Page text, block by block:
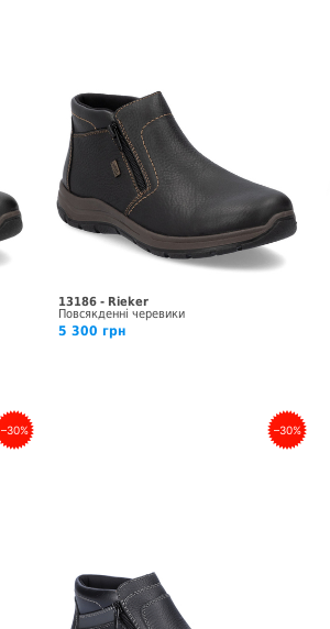
13186 - Rieker
Повсякденні черевики
5 300 грн
–30% –30%